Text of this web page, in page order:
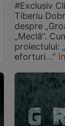
#Exclusiv
Tiberiu
despre
„Meclă”.
proiectului:
eforturi...”